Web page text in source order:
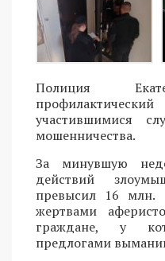
Полиция
участившимися
мошенничества.
За минувшую
действий
превысил 16 млн.
жертвами
граждане, у
предлогами